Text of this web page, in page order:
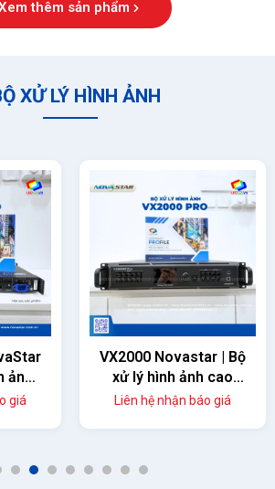
thêm sản phẩm
XỬ LÝ HÌNH ẢNH
ảnh
giá
VX2000 Novastar | Bộ
xử lý hình ảnh cao
cấp
Liên hệ nhận báo giá
2 3 4 5 6 7 8 9